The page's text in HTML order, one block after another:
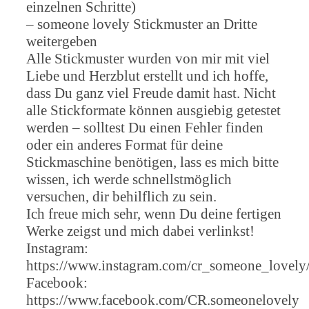
einzelnen Schritte)
– someone lovely Stickmuster an Dritte
weitergeben
Alle Stickmuster wurden von mir mit viel
Liebe und Herzblut erstellt und ich hoffe,
dass Du ganz viel Freude damit hast. Nicht
alle Stickformate können ausgiebig getestet
werden – solltest Du einen Fehler finden
oder ein anderes Format für deine
Stickmaschine benötigen, lass es mich bitte
wissen, ich werde schnellstmöglich
versuchen, dir behilflich zu sein.
Ich freue mich sehr, wenn Du deine fertigen
Werke zeigst und mich dabei verlinkst!
Instagram:
https://www.instagram.com/
Facebook:
https://www.facebook.com/CR.someonelovely